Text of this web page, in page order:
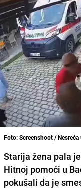
Foto: Screenshoot /
Starija žena pala
Hitnoj pomoći u
pokušali da je